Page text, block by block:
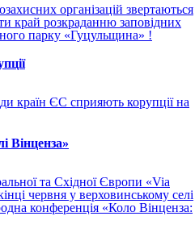
організацій звертаються
край розкраданню заповідних
парку «Гуцульщина» !
країн ЄС сприяють корупції на
Вінценза»
та Східної Європи «Via
червня у верховинському селі
конференція «Коло Вінценза: